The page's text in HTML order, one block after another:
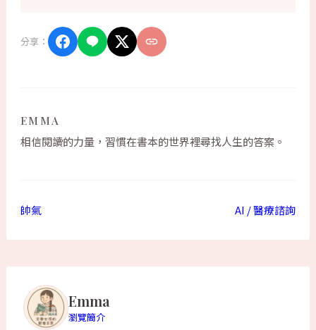
分享：
EMMA
相信閱讀的力量，習慣在書本的世界裡尋找人生的答案。
帥氣 AI / 醫療諮詢
Emma
瀏覽簡介